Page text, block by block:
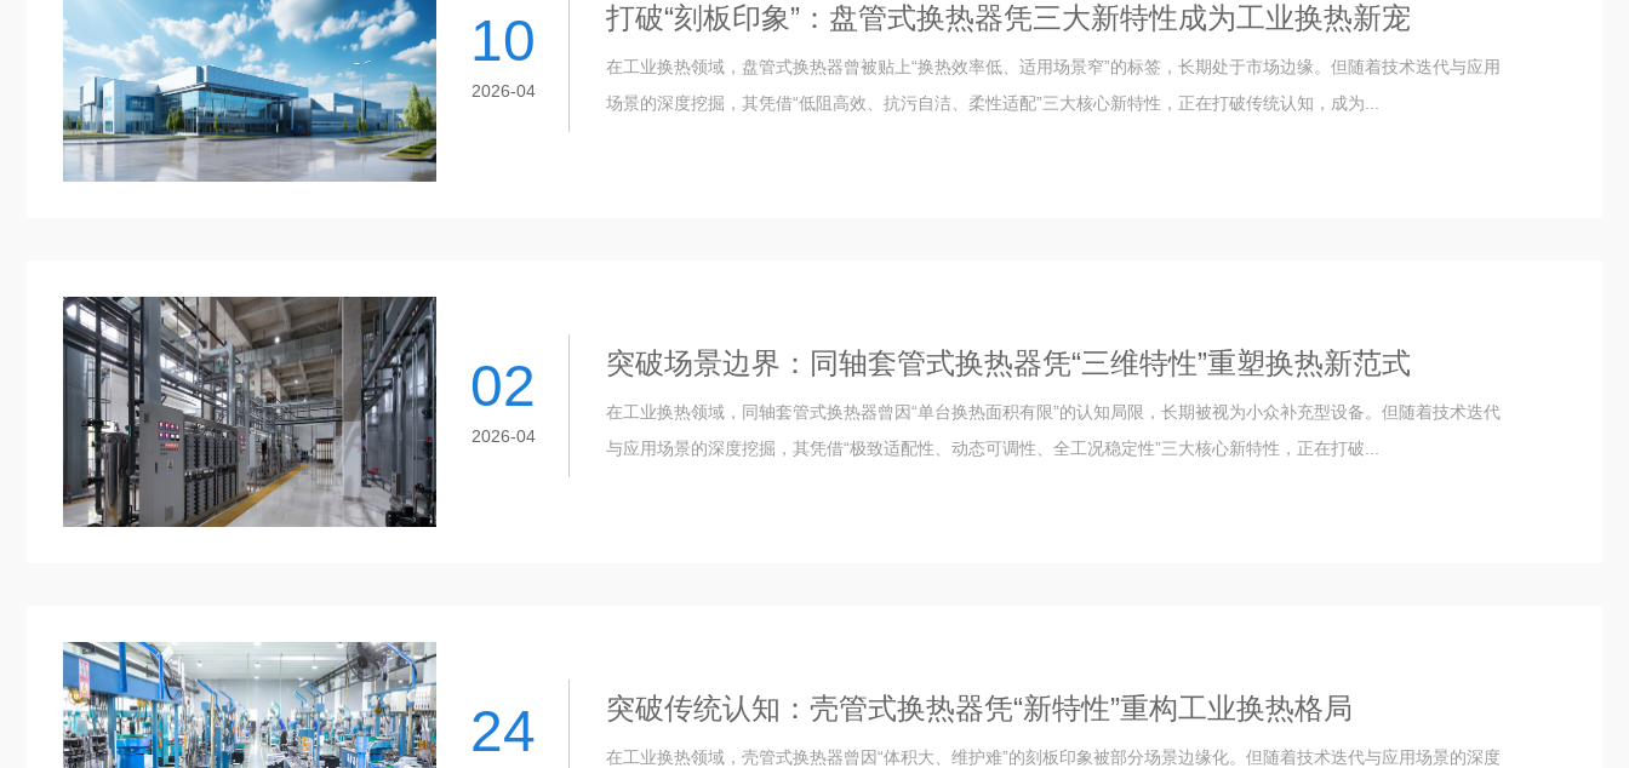
10
2026-04
打破“刻板印象”：盘管式换热器凭三大新特性成为工业换热新宠
在工业换热领域，盘管式换热器曾被贴上“换热效率低、适用场景窄”的标签，长期处于市场边缘。但随着技术迭代与应用
场景的深度挖掘，其凭借“低阻高效、抗污自洁、柔性适配”三大核心新特性，正在打破传统认知，成为...
02
2026-04
突破场景边界：同轴套管式换热器凭“三维特性”重塑换热新范式
在工业换热领域，同轴套管式换热器曾因“单台换热面积有限”的认知局限，长期被视为小众补充型设备。但随着技术迭代
与应用场景的深度挖掘，其凭借“极致适配性、动态可调性、全工况稳定性”三大核心新特性，正在打破...
24 突破传统认知：壳管式换热器凭“新特性”重构工业换热格局
在工业换热领域，壳管式换热器曾因“体积大、维护难”的刻板印象被部分场景边缘化。但随着技术迭代与应用场景的深度